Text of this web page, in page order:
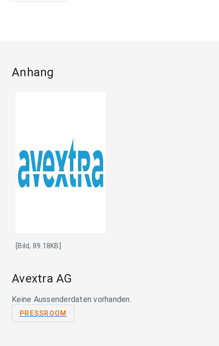
Anhang
[Bild, 89.18KB]
Avextra AG
Keine Aussenderdaten vorhanden.
PRESSROOM